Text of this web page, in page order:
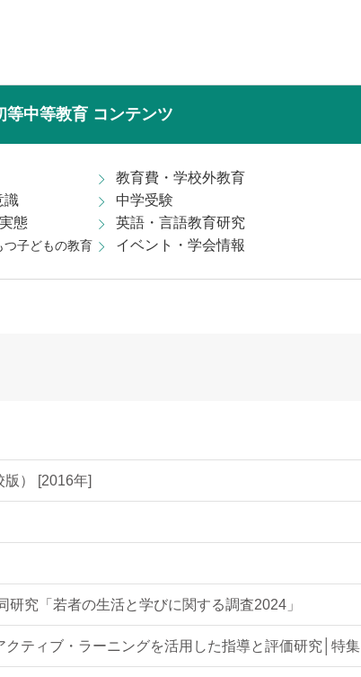
等中等教育 コンテンツ
教育費・学校外教育
識
中学受験
態
英語・言語教育研究
つ子どもの教育 イベント・学会情報
） [2016年]
究「若者の生活と学びに関する調査2024」
ティブ・ラーニングを活用した指導と評価研究│特集